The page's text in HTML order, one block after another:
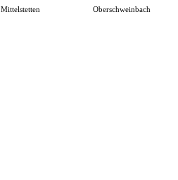
Mittelstetten Oberschweinbach